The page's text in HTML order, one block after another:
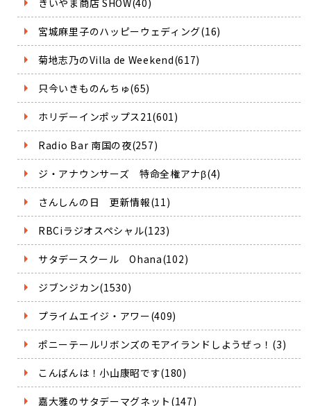
宮城麻里子のハッピーウェディング(16)
菊地志乃のVilla de Weekend(617)
只今いきものんちゅ(65)
ホリデーインポップス21(601)
Radio Bar 南国の夜(257)
ジ・アナウンサーズ 特命全権アナβ(4)
さんしんの日 更新情報(11)
RBCiラジオスペシャル(123)
サタデースクール Ohana(102)
ジブンジカン(1530)
プライムエイジ・アワー(409)
ポニーテールリボンズのモアイランドしようぜっ！(3)
こんばんは！小山康昭です(180)
嘉大雅のサタデーマグネット(147)